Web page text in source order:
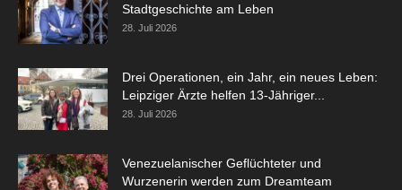
Stadtgeschichte am Leben
28. Juli 2026
Drei Operationen, ein Jahr, ein neues Leben:
Leipziger Ärzte helfen 13-Jähriger...
28. Juli 2026
Venezuelanischer Geflüchteter und
Wurzenerin werden zum Dreamteam